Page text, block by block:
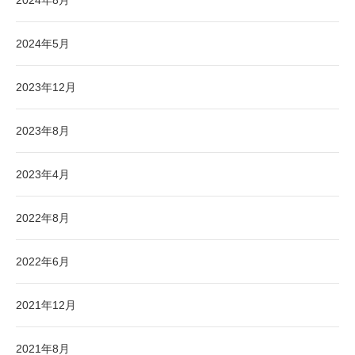
2024年5月
2023年12月
2023年8月
2023年4月
2022年8月
2022年6月
2021年12月
2021年8月